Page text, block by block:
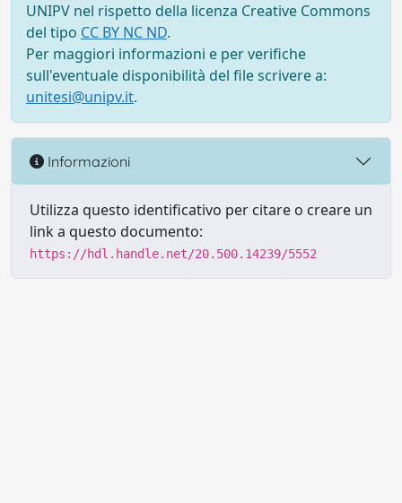
UNIPV nel rispetto della licenza Creative Commons
del tipo CC BY NC ND.
Per maggiori informazioni e per verifiche
sull'eventuale disponibilità del file scrivere a:
unitesi@unipv.it.
Informazioni
Utilizza questo identificativo per citare o creare un
link a questo documento:
https://hdl.handle.net/20.500.14239/5552